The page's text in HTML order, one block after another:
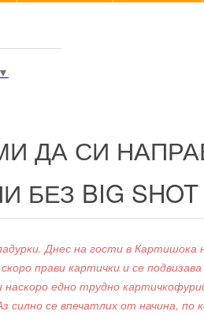
▼
ДА СИ
БЕЗ BIG
Днес на гости в
прави картички и се
наскоро едно трудно
силно се впечатлих от начина,